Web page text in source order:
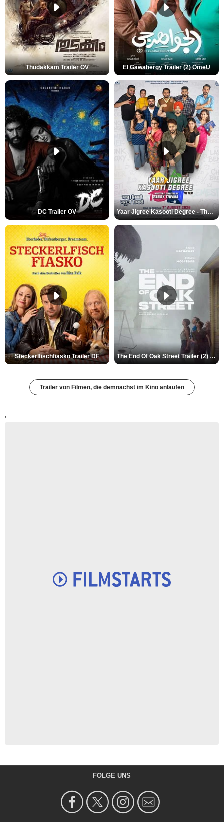
Thudakkam Trailer OV El Gawahergy Trailer (2) OmeU
DC Trailer OV Yaar Jigree Kasooti Degree - The Film Trailer OV
Steckerlfischfiasko Trailer DF The End Of Oak Street Trailer (2) DF
Trailer von Filmen, die demnächst im Kino anlaufen
'
FOLGE UNS